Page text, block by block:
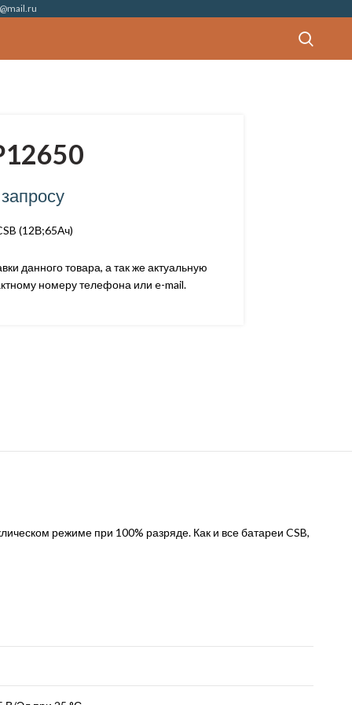
(12В;65Ач)
данного товара, а так же актуальную
номеру телефона или e-mail.
режиме при 100% разряде. Как и все батареи CSB,